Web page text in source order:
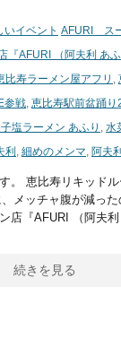
いイベント AFURI ス
『AFURI （阿夫利 あふ
比寿ラーメン屋アフリ ,
参戦, 恵比寿駅前盆踊り
塩ラーメン あふり , 水
利, 細めのメンマ, 阿夫
。 恵比寿リキッド
メッチャ腹が減っ
店『AFURI （阿夫
続きを見る